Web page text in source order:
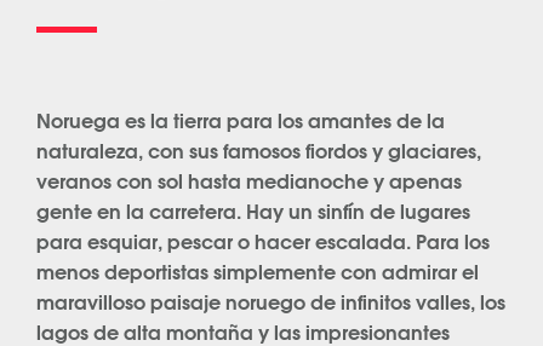
Noruega es la tierra para los amantes de la
naturaleza, con sus famosos fiordos y glaciares,
veranos con sol hasta medianoche y apenas
gente en la carretera. Hay un sinfín de lugares
para esquiar, pescar o hacer escalada. Para los
menos deportistas simplemente con admirar el
maravilloso paisaje noruego de infinitos valles, los
lagos de alta montaña y las impresionantes